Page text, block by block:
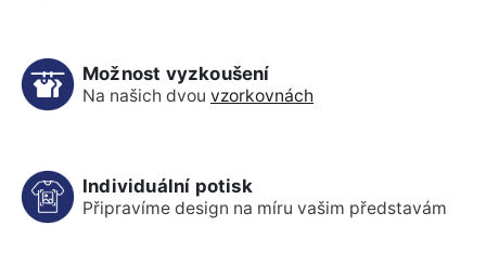
Možnost vyzkoušení
Na našich dvou vzorkovnách
Individuální potisk
Připravíme design na míru vašim představám